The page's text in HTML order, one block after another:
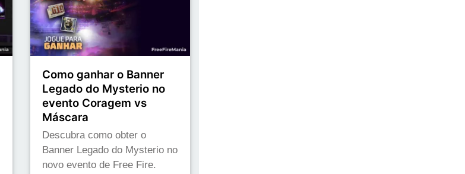
Como ganhar o Banner
Legado do Mysterio no
evento Coragem vs
Máscara
Descubra como obter o
Banner Legado do Mysterio no
novo evento de Free Fire.